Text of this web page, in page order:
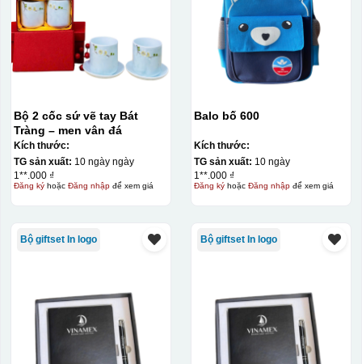
Kiểu in:
In UV
Bộ 2 cốc sứ vẽ tay Bát
Tràng – men vân đá
Kích thước:
TG sản xuất: 10 ngày ngày
1**.000 ₫
Đăng kýhoặc Đăng nhậpđể xem giá
Balo bố 600
Kích thước:
TG sản xuất: 10 ngày
1**.000 ₫
Đăng kýhoặc Đăng nhậpđể xem giá
Bộ giftset In logo Bộ giftset In logo